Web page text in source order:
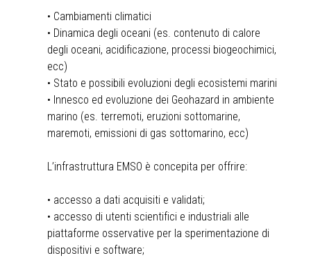
• Cambiamenti climatici
• Dinamica degli oceani (es. contenuto di calore
degli oceani, acidificazione, processi biogeochimici,
ecc)
• Stato e possibili evoluzioni degli ecosistemi marini
• Innesco ed evoluzione dei Geohazard in ambiente
marino (es. terremoti, eruzioni sottomarine,
maremoti, emissioni di gas sottomarino, ecc)
L’infrastruttura EMSO è concepita per offrire:
• accesso a dati acquisiti e validati;
• accesso di utenti scientifici e industriali alle
piattaforme osservative per la sperimentazione di
dispositivi e software;